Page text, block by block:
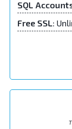
SQL
Free SSL: